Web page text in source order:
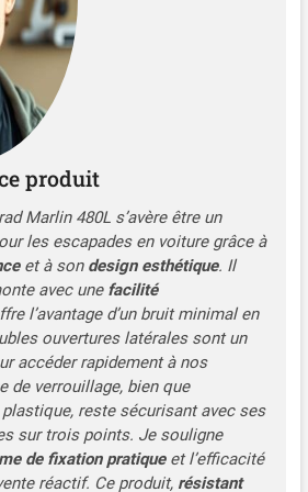
produit
Marlin 480L s’avère être un
les escapades en voiture grâce à
et à son design esthétique. Il
avec une facilité
l’avantage d’un bruit minimal en
ouvertures latérales sont un
accéder rapidement à nos
de verrouillage, bien que
reste sécurisant avec ses
sur trois points. Je souligne
de fixation pratiqueet l’efficacité
réactif. Ce produit, résistant